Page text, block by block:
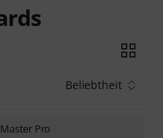
Beliebtheit
Pro